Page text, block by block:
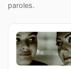
paroles.